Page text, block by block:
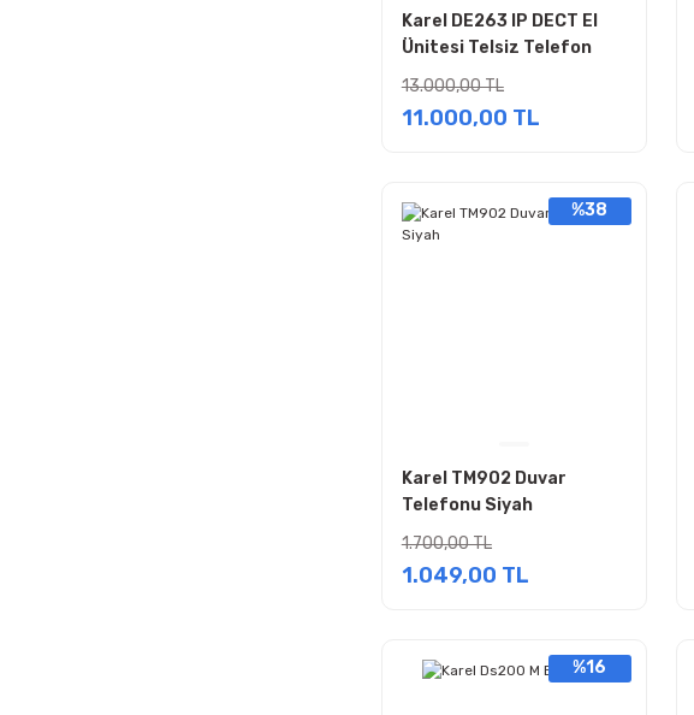
Karel DE263 IP DECT El
Ünitesi Telsiz Telefon
13.000,00 TL
11.000,00 TL
%38
Karel TM902 Duvar
Telefonu Siyah
1.700,00 TL
1.049,00 TL
%16